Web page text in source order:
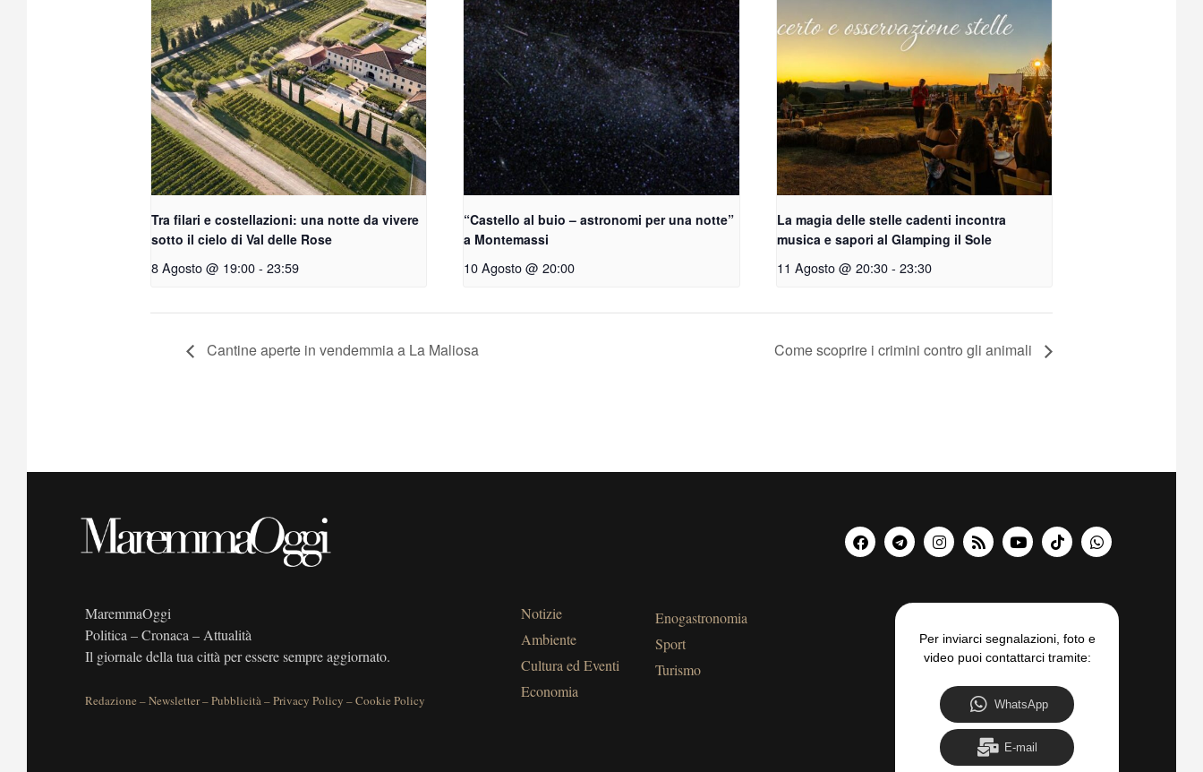
Tra filari e costellazioni: una notte da vivere
sotto il cielo di Val delle Rose
8 Agosto @ 19:00- 23:59
“Castello al buio – astronomi per una notte”
a Montemassi
10 Agosto @ 20:00
La magia delle stelle cadenti incontra
musica e sapori al Glamping il Sole
11 Agosto @ 20:30- 23:30
Cantine aperte in vendemmia a La Maliosa Come scoprire i crimini contro gli animali
MaremmaOggi
Politica – Cronaca – Attualità
Il giornale della tua città per essere sempre aggiornato.
Redazione –Newsletter–Pubblicità–Privacy Policy –Cookie Policy
Notizie
Ambiente
Cultura ed Eventi
Economia
Enogastronomia
Sport
Turismo
Per inviarci segnalazioni, foto e
video puoi contattarci tramite:
WhatsApp
E-mail